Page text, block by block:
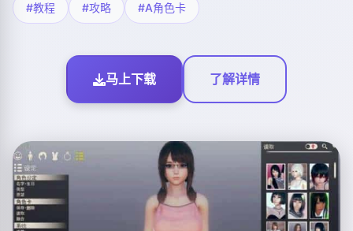
#教程 #攻略 #A角色卡
马上下载 了解详情